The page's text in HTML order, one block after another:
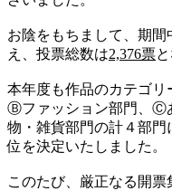
お陰をもちまして、期
え、投票総数は2,376票
本年度も作品のカテゴ
Ⓑファッション部門、Ⓒ
物・雑貨部門の計４部門
位を決定いたしました。
このたび、厳正なる開